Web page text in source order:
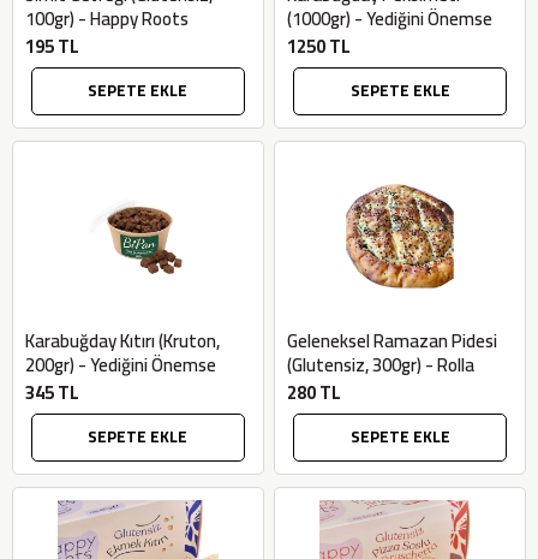
100gr) - Happy Roots
195 TL
SEPETE EKLE
(1000gr) - Yediğini Önemse
1250 TL
SEPETE EKLE
Karabuğday Kıtırı (Kruton,
200gr) - Yediğini Önemse
345 TL
SEPETE EKLE
Geleneksel Ramazan Pidesi
(Glutensiz, 300gr) - Rolla
280 TL
SEPETE EKLE
BU HAFTANIN PLANLI İNDİRİMİ
2690,00 TL
2071,30 TL
Kaan Olgun Hasat
Naturel Sızma
Zeytinyağı (5lt, Soğuk
Sıkım) - Bilgem
Zeytincilik